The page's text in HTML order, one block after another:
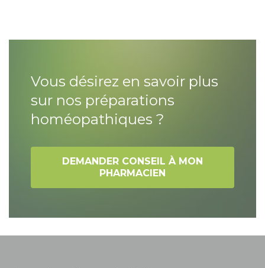
Vous désirez en savoir plus
sur nos préparations
homéopathiques ?
DEMANDER CONSEIL À MON
PHARMACIEN